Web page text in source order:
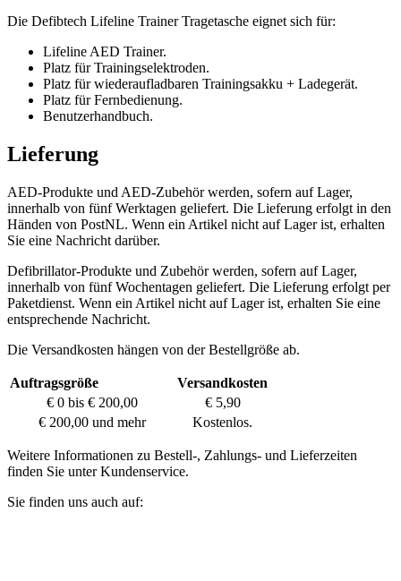
Die Defibtech Lifeline Trainer Tragetasche eignet sich für:
Lifeline AED Trainer.
Platz für Trainingselektroden.
Platz für wiederaufladbaren Trainingsakku + Ladegerät.
Platz für Fernbedienung.
Benutzerhandbuch.
Lieferung
AED-Produkte und AED-Zubehör werden, sofern auf Lager,
innerhalb von fünf Werktagen geliefert. Die Lieferung erfolgt in den
Händen von PostNL. Wenn ein Artikel nicht auf Lager ist, erhalten
Sie eine Nachricht darüber.
Defibrillator-Produkte und Zubehör werden, sofern auf Lager,
innerhalb von fünf Wochentagen geliefert. Die Lieferung erfolgt per
Paketdienst. Wenn ein Artikel nicht auf Lager ist, erhalten Sie eine
entsprechende Nachricht.
Die Versandkosten hängen von der Bestellgröße ab.
Auftragsgröße
Versandkosten
€ 0 bis € 200,00
€ 5,90
€ 200,00 und mehr
Kostenlos.
Weitere Informationen zu Bestell-, Zahlungs- und Lieferzeiten
finden Sie unter Kundenservice.
Sie finden uns auch auf: